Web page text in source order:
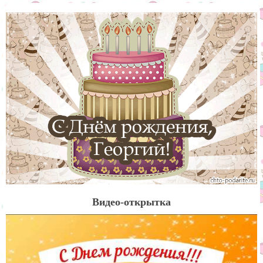
Видео-открытка